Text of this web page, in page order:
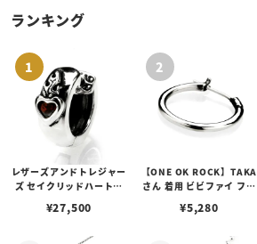
ランキング
レザーズアンドトレジャー
ズ セイクリッドハートピ
¥27,500
【ONE OK ROCK】TAKA
さん 着用 ビビファイ フー
¥5,280